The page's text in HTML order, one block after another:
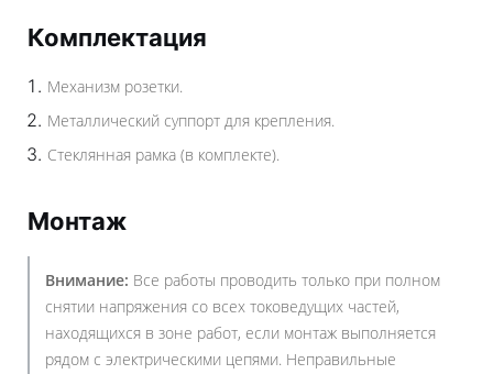
Комплектация
Механизм розетки.
Металлический суппорт для крепления.
Стеклянная рамка (в комплекте).
Монтаж
Внимание: Все работы проводить только при полном
снятии напряжения со всех токоведущих частей,
находящихся в зоне работ, если монтаж выполняется
рядом с электрическими цепями. Неправильные